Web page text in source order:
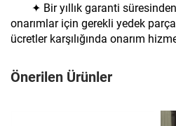
✦ Bir yıllık garanti
onarımlar için gerekli yedek
ücretler karşılığında onarım
Önerilen Ürünler